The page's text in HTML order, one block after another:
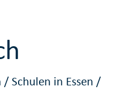
/Schulen in Essen /